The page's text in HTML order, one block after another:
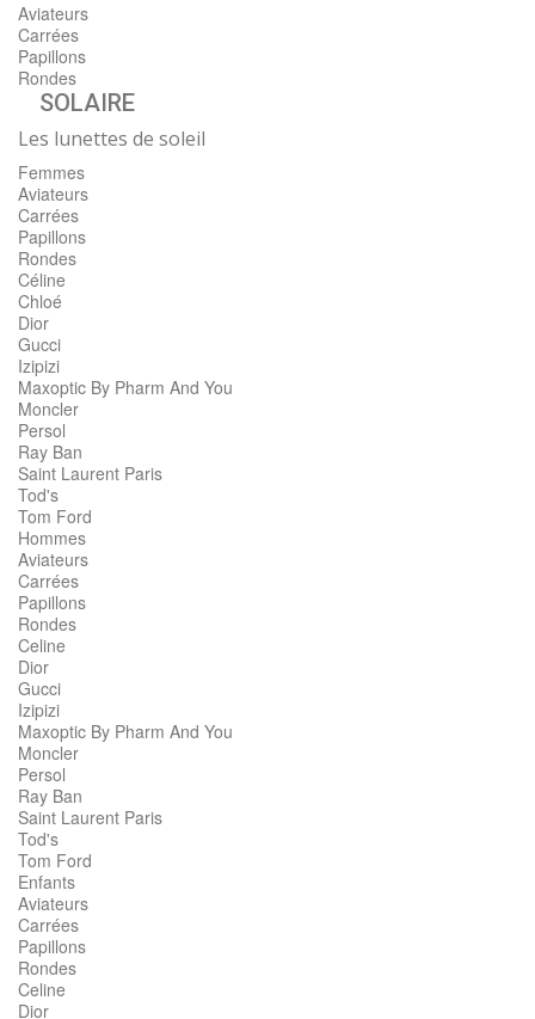
Aviateurs
Carrées
Papillons
Rondes
SOLAIRE
Les lunettes de soleil
Femmes
Aviateurs
Carrées
Papillons
Rondes
Céline
Chloé
Dior
Gucci
Izipizi
Maxoptic By Pharm And You
Moncler
Persol
Ray Ban
Saint Laurent Paris
Tod's
Tom Ford
Hommes
Aviateurs
Carrées
Papillons
Rondes
Celine
Dior
Gucci
Izipizi
Maxoptic By Pharm And You
Moncler
Persol
Ray Ban
Saint Laurent Paris
Tod's
Tom Ford
Enfants
Aviateurs
Carrées
Papillons
Rondes
Celine
Dior